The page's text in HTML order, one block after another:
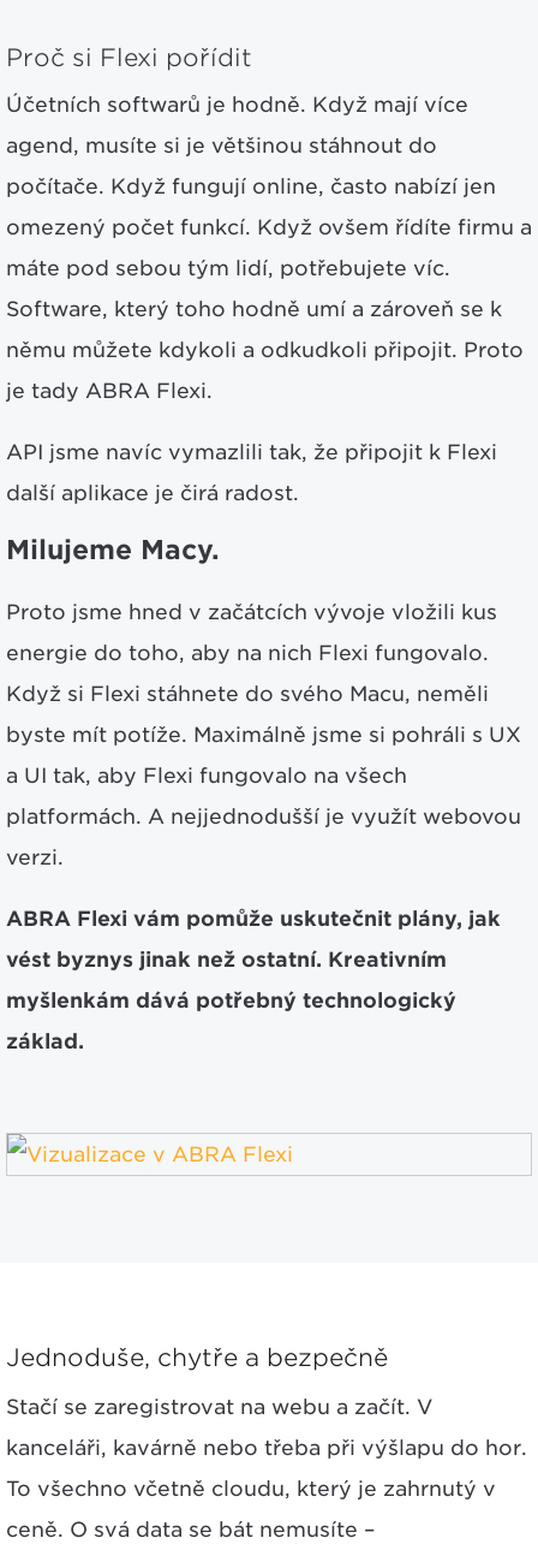
Proč si Flexi pořídit
Účetních softwarů je hodně. Když mají více
agend, musíte si je většinou stáhnout do
počítače. Když fungují online, často nabízí jen
omezený počet funkcí. Když ovšem řídíte firmu a
máte pod sebou tým lidí, potřebujete víc.
Software, který toho hodně umí a zároveň se k
němu můžete kdykoli a odkudkoli připojit. Proto
je tady ABRA Flexi.
API jsme navíc vymazlili tak, že připojit k Flexi
další aplikace je čirá radost.
Milujeme Macy.
Proto jsme hned v začátcích vývoje vložili kus
energie do toho, aby na nich Flexi fungovalo.
Když si Flexi stáhnete do svého Macu, neměli
byste mít potíže. Maximálně jsme si pohráli s UX
a UI tak, aby Flexi fungovalo na všech
platformách. A nejjednodušší je využít webovou
verzi.
ABRA Flexi vám pomůže uskutečnit plány, jak
vést byznys jinak než ostatní. Kreativním
myšlenkám dává potřebný technologický
základ.
Jednoduše, chytře a bezpečně
Stačí se zaregistrovat na webu a začít. V
kanceláři, kavárně nebo třeba při výšlapu do hor.
To všechno včetně cloudu, který je zahrnutý v
ceně. O svá data se bát nemusíte –